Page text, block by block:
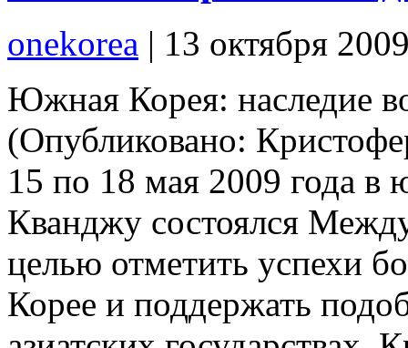
onekorea | 13 октября
Южная Корея: наследие
(Опубликовано:
15 по 18 мая 2009 года в
Кванджу состоялся
целью отметить успехи
Корее и поддержать